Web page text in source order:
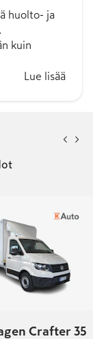
huolto- ja
kuin
Lue lisää
Crafter 35